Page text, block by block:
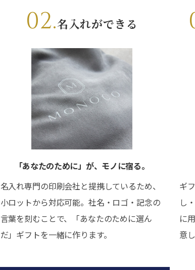
02.名入れができる
「あなたのために」が、モノに宿る。
名入れ専門の印刷会社と提携しているため、
小ロットから対応可能。社名・ロゴ・記念の
言葉を刻むことで、「あなたのために選ん
だ」ギフトを一緒に作ります。
ギ
し
に
意